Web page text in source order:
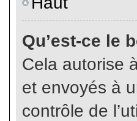
Qu’est-ce le
Cela autorise
et envoyés à
contrôle de